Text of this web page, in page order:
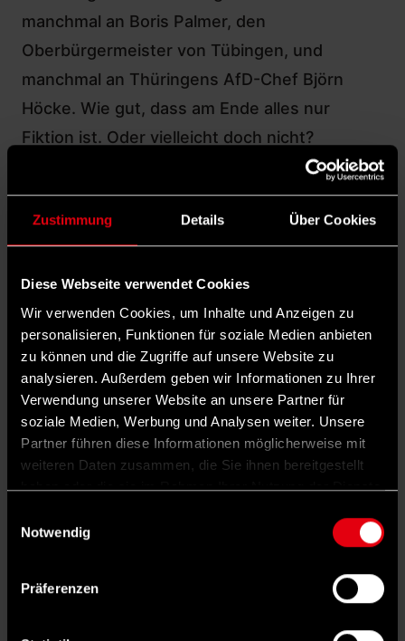
Zustimmung Details Über Cookies
Diese Webseite verwendet Cookies
Wir verwenden Cookies, um Inhalte und Anzeigen zu
personalisieren, Funktionen für soziale Medien anbieten
zu können und die Zugriffe auf unsere Website zu
analysieren. Außerdem geben wir Informationen zu Ihrer
Verwendung unserer Website an unsere Partner für
soziale Medien, Werbung und Analysen weiter. Unsere
Partner führen diese Informationen möglicherweise mit
weiteren Daten zusammen, die Sie ihnen bereitgestellt
haben oder die sie im Rahmen Ihrer Nutzung der Dienste
Notwendig
Präferenzen
manchmal an Boris Palmer, den
Oberbürgermeister von Tübingen, und
manchmal an Thüringens AfD-Chef Björn
Höcke. Wie gut, dass am Ende alles nur
Fiktion ist. Oder vielleicht doch nicht?
Joachim Zelter: Hoch oben, Kröner
Verlag 2025, ISBN 978-3-520-
75203-1, 22 Euro
zerstören
„It's the economy, stupid!“ Mit diesem Slogan
zog Bill Clinton 1992 in den amerikanischen
Präsidentschaftswahlkampf – und gewann sie
gegen Amtsinhaber George Bush. Wäre
wirklich die Wirtschaft der entscheidende
Rechtspopulist*innen keine Chance haben.
Pen oder Alice Weidel heißen, sie alle